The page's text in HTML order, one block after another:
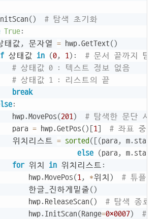
()
# 탐색 초기화
True:
태값
, 문자열 = hwp.GetText()
상태값 in (0, 1) :
# 문서 끝까지 탐
# 상태값 0 : 텍스트 정보 없음
# 상태값 1 : 리스트의 끝
break
:
hwp
.MovePos(201)
# 탐색한 문단 시
para
= hwp.GetPos() [1]
# 좌표 중
위치리스트
= sorted( [(para , m. start
else (para , m. start
for 위치 in 위치리스트 :
hwp
.MovePos(1, *위치 )
# 튜플
한글_진하게밑줄
()
hwp
. ReleaseScan()
# 탐색 종료
hwp
. InitScan(Range=0x0007) #